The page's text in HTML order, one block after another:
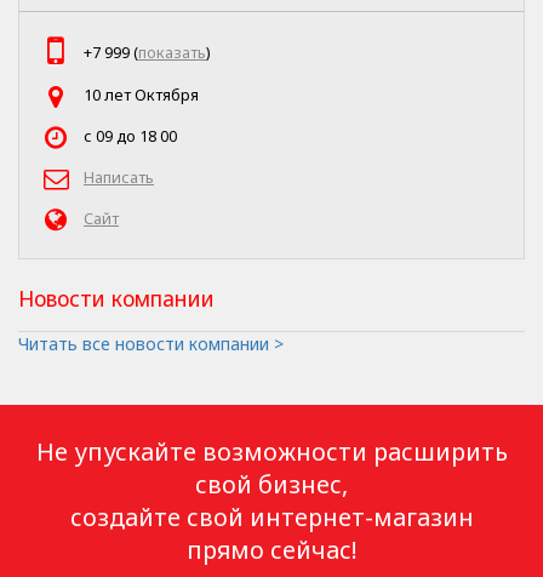
+7 999 (показать)
10 лет Октября
с 09 до 18 00
Написать
Сайт
Новости компании
Читать все новости компании >
Не упускайте возможности расширить
свой бизнес,
создайте свой интернет-магазин
прямо сейчас!